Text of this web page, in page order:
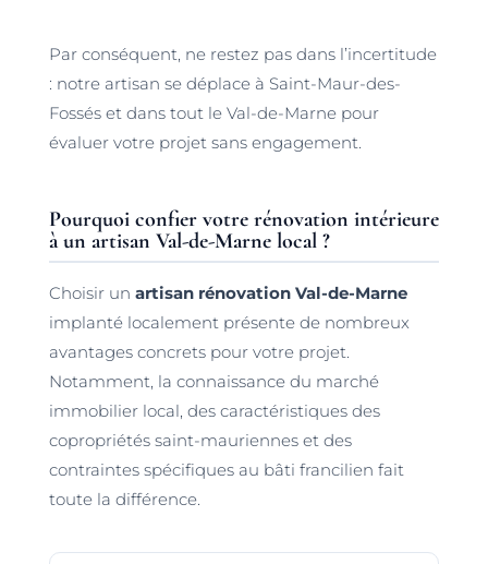
Par conséquent, ne restez pas dans l’incertitude
: notre artisan se déplace à Saint-Maur-des-
Fossés et dans tout le Val-de-Marne pour
évaluer votre projet sans engagement.
Pourquoi confier votre rénovation intérieure
à un artisan Val-de-Marne local ?
Choisir un artisan rénovation Val-de-Marne
implanté localement présente de nombreux
avantages concrets pour votre projet.
Notamment, la connaissance du marché
immobilier local, des caractéristiques des
copropriétés saint-mauriennes et des
contraintes spécifiques au bâti francilien fait
toute la différence.